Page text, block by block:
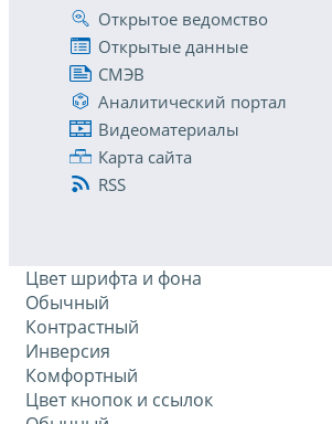
Открытое ведомство
Открытые данные
СМЭВ
Аналитический портал
Видеоматериалы
Карта сайта
RSS
Цвет шрифта и фона
Обычный
Контрастный
Инверсия
Комфортный
Цвет кнопок и ссылок